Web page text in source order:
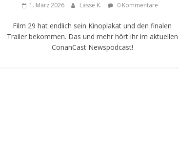
1. März 2026 Lasse K. 0 Kommentare
Film 29 hat endlich sein Kinoplakat und den finalen
Trailer bekommen. Das und mehr hört ihr im aktuellen
ConanCast Newspodcast!